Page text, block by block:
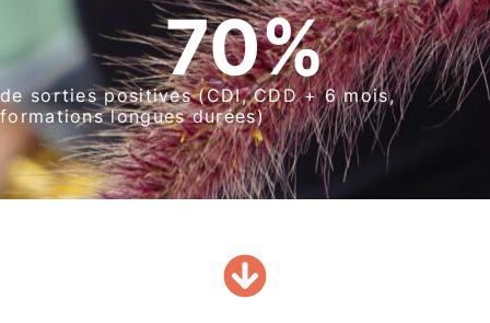
de sorties positives (CDI, CDD + 6 mois,
formations longues durées)
70%